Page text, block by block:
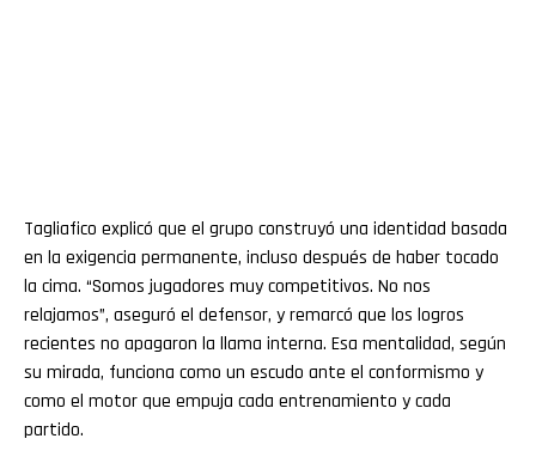
Tagliafico explicó que el grupo construyó una identidad basada
en la exigencia permanente, incluso después de haber tocado
la cima. “Somos jugadores muy competitivos. No nos
relajamos”, aseguró el defensor, y remarcó que los logros
recientes no apagaron la llama interna. Esa mentalidad, según
su mirada, funciona como un escudo ante el conformismo y
como el motor que empuja cada entrenamiento y cada
partido.